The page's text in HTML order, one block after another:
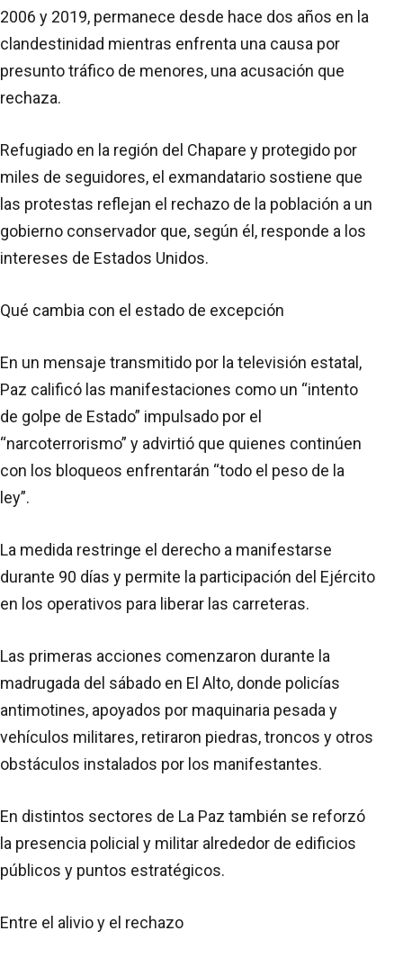
2006 y 2019, permanece desde hace dos años en la
clandestinidad mientras enfrenta una causa por
presunto tráfico de menores, una acusación que
rechaza.
Refugiado en la región del Chapare y protegido por
miles de seguidores, el exmandatario sostiene que
las protestas reflejan el rechazo de la población a un
gobierno conservador que, según él, responde a los
intereses de Estados Unidos.
Qué cambia con el estado de excepción
En un mensaje transmitido por la televisión estatal,
Paz calificó las manifestaciones como un “intento
de golpe de Estado” impulsado por el
“narcoterrorismo” y advirtió que quienes continúen
con los bloqueos enfrentarán “todo el peso de la
ley”.
La medida restringe el derecho a manifestarse
durante 90 días y permite la participación del Ejército
en los operativos para liberar las carreteras.
Las primeras acciones comenzaron durante la
madrugada del sábado en El Alto, donde policías
antimotines, apoyados por maquinaria pesada y
vehículos militares, retiraron piedras, troncos y otros
obstáculos instalados por los manifestantes.
En distintos sectores de La Paz también se reforzó
la presencia policial y militar alrededor de edificios
públicos y puntos estratégicos.
Entre el alivio y el rechazo